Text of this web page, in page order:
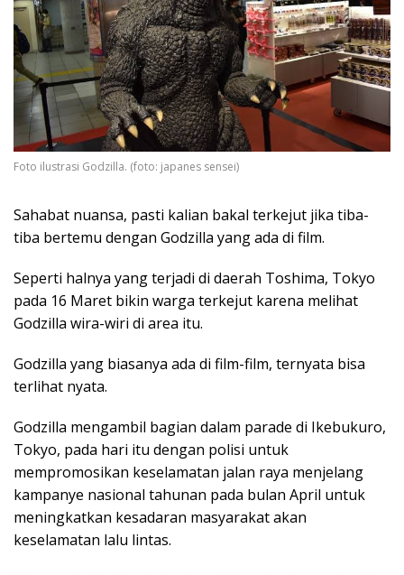
Foto ilustrasi Godzilla. (foto: japanes sensei)
Sahabat nuansa, pasti kalian bakal terkejut jika tiba-
tiba bertemu dengan Godzilla yang ada di film.
Seperti halnya yang terjadi di daerah Toshima, Tokyo
pada 16 Maret bikin warga terkejut karena melihat
Godzilla wira-wiri di area itu.
Godzilla yang biasanya ada di film-film, ternyata bisa
terlihat nyata.
Godzilla mengambil bagian dalam parade di Ikebukuro,
Tokyo, pada hari itu dengan polisi untuk
mempromosikan keselamatan jalan raya menjelang
kampanye nasional tahunan pada bulan April untuk
meningkatkan kesadaran masyarakat akan
keselamatan lalu lintas.